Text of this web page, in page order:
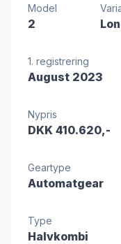
Model
2
1. registrering
August 2023
Nypris
DKK 410.620,-
Geartype
Automatgear
Type
Halvkombi